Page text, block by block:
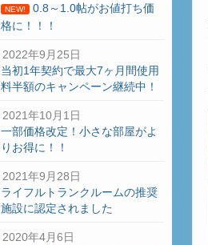
NEW!
0.8～1.0帖がお値打ち価
格に！！！
2022年9月25日
当初1年契約で最大7ヶ月間使用
料半額のキャンペーン継続中！
2021年10月1日
一部価格改定！小さな部屋がよ
りお得に！！
2021年9月28日
ライフルトランクルームの推奨
施設に認定されました
2020年4月6日